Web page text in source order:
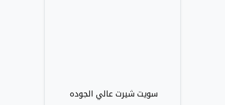
سويت شيرت عالي الجوده